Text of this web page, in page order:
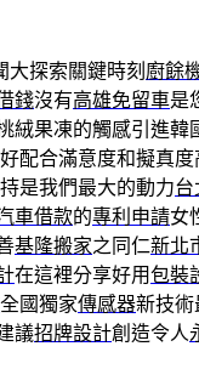
大探索關鍵時刻 廚餘
錢沒有高雄免留車是
絨果凍的觸感引進韓
配合滿意度和擬真
是我們最大的動力台
車借款的專利申請女
基隆搬家之同仁新北
在這裡分享好用包裝
全國獨家傳感器新技術
議招牌設計創造令人